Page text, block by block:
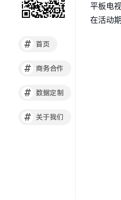
# 首页
# 商务合作
# 数据定制
# 关于我们
平板电
在活动